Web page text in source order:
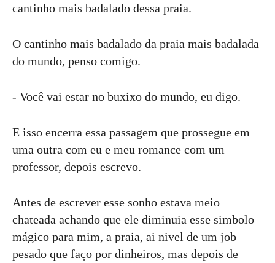
cantinho mais badalado dessa praia.
O cantinho mais badalado da praia mais badalada
do mundo, penso comigo.
- Você vai estar no buxixo do mundo, eu digo.
E isso encerra essa passagem que prossegue em
uma outra com eu e meu romance com um
professor, depois escrevo.
Antes de escrever esse sonho estava meio
chateada achando que ele diminuia esse simbolo
mágico para mim, a praia, ai nivel de um job
pesado que faço por dinheiros, mas depois de